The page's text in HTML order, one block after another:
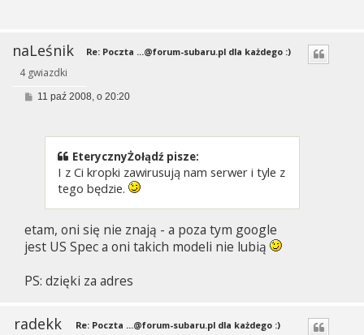
naLeśnik
4 gwiazdki
Re: Poczta ...@forum-subaru.pl dla każdego :)
P11 paź 2008, o 20:20
EterycznyŻołądź pisze:
I z Ci kropki zawirusują nam serwer i tyle z
tego będzie.
etam, oni się nie znają - a poza tym google
jest US Spec a oni takich modeli nie lubią
PS: dzięki za adres
radekk Re: Poczta ...@forum-subaru.pl dla każdego :)